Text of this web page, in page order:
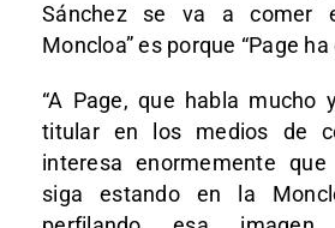
Sánchez se va a comer
Moncloa” es porque “Page ha
“A Page, que habla mucho
titular en los medios de
interesa enormemente
siga estando en la